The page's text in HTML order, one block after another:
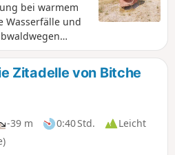
französische
Ergebnis einer
denn
mit den
(Rustrel
Abgesehen
könnte man sie
Schweiz
einen kleinen
wert!
bei warmem
Wasserfälle und
Zitadelle von Bitche
-39 m 0:40 Std.
Leicht